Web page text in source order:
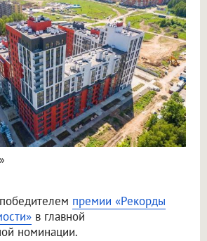
премии «Рекорды
в главной
номинации.